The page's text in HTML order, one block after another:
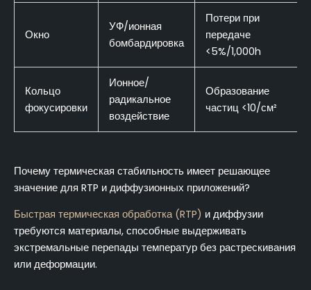
Окно
УФ/ионная
бомбардировка
Потери при
передаче
<5%/1,000h
Кольцо
фокусировки
Ионное/
радикальное
воздействие
Образование
частиц <10/см²
Почему термическая стабильность имеет решающее
значение для RTP и диффузионных приложений?
Быстрая термическая обработка (RTP) и диффузии
требуются материалы, способные выдерживать
экстремальные перепады температур без растрескивания
или деформации.